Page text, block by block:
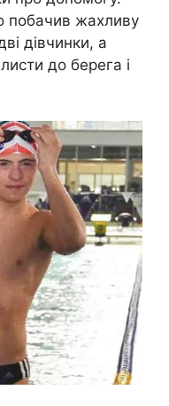
побачив жахливу
дівчинки, а
до берега і